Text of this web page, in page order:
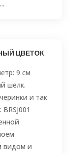
ЦВЕТОК
9 см
шелк.
и так
видом и